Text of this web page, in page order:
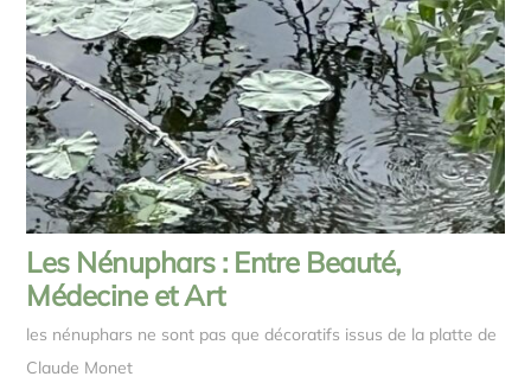
Les Nénuphars : Entre Beauté,
Médecine et Art
les nénuphars ne sont pas que décoratifs issus de la platte de
Claude Monet